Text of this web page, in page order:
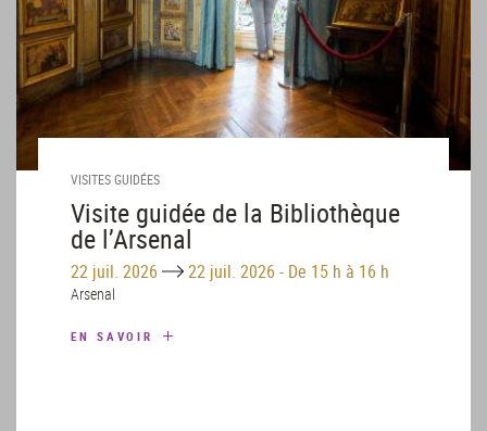
VISITES GUIDÉES
Visite guidée de la Bibliothèque
de l’Arsenal
22 juil. 2026 Until22 juil. 2026 - De 15 h à 16 h
Arsenal
EN SAVOIR